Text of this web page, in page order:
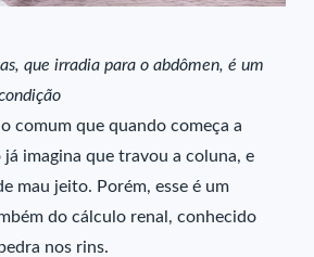
que irradia para o abdômen, é um
comum que quando começa a
imagina que travou a coluna, e
mau jeito. Porém, esse é um
do cálculo renal, conhecido
nos rins.